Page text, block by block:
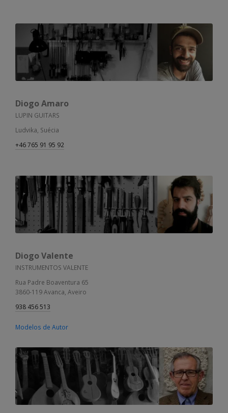
Diogo Amaro
LUPIN GUITARS
Ludvika, Suécia
+46 765 91 95 92
Diogo Valente
INSTRUMENTOS VALENTE
Rua Padre Boaventura 65
3860-119 Avanca, Aveiro
938 456 513
Modelos de Autor